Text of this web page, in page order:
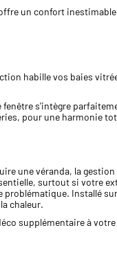
un confort
habille vos baies
fenêtre s'intègre
pour une harmonie
une véranda, la
surtout si votre
problématique. Installé
chaleur.
supplémentaire à votre